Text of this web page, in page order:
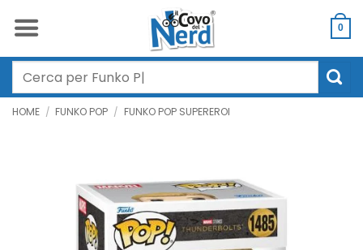
0
Cerca:
HOME / FUNKO POP / FUNKO POP SUPEREROI